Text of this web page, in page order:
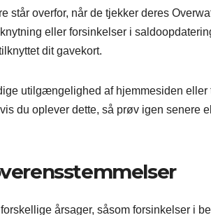
står overfor, når de tjekker deres
eller forsinkelser i
dit gavekort.
utilgængelighed af hjemmesiden
du oplever dette, så prøv igen senere
årsager, såsom forsinkelser i